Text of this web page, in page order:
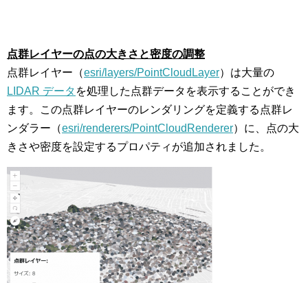
点群レイヤーの点の大きさと密度の調整
点群レイヤー（esri/layers/PointCloudLayer）は大量の
LIDAR データ を処理した点群データを表示することができ
ます。この点群レイヤーのレンダリングを定義する点群レ
ンダラー（esri/renderers/PointCloudRenderer）に、点の大
きさや密度を設定するプロパティが追加されました。